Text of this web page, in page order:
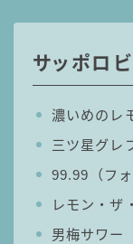
サッポロ
濃いめのレ
三ツ星グレ
99.99（フォ
レモン・ザ
男梅サワー
缶チュ